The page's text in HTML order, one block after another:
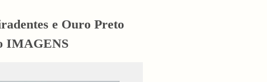
e Ouro Preto
IMAGENS